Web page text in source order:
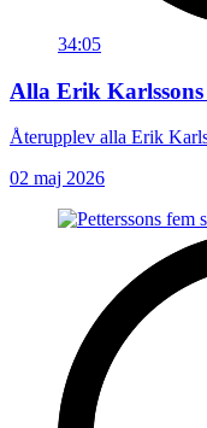
34:05
Alla Erik
Återupplev alla Erik
02 maj 2026